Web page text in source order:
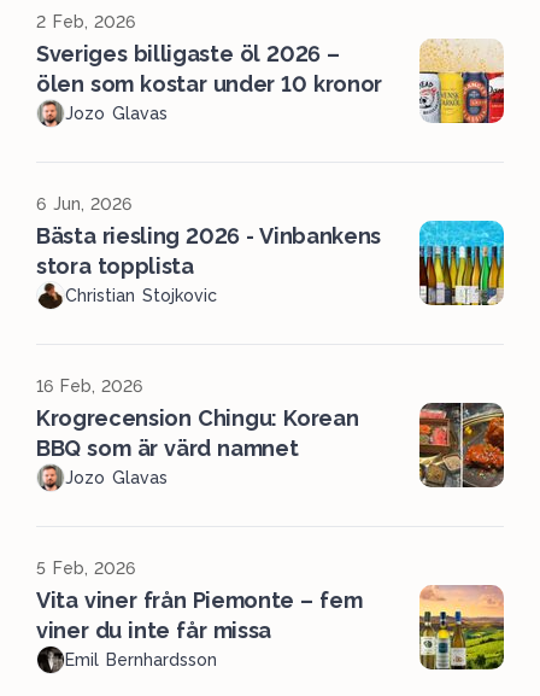
2 Feb, 2026
Sveriges billigaste öl 2026 –
ölen som kostar under 10 kronor
Jozo Glavas
6 Jun, 2026
Bästa riesling 2026 - Vinbankens
stora topplista
Christian Stojkovic
16 Feb, 2026
Krogrecension Chingu: Korean
BBQ som är värd namnet
Jozo Glavas
5 Feb, 2026
Vita viner från Piemonte – fem
viner du inte får missa
Emil Bernhardsson